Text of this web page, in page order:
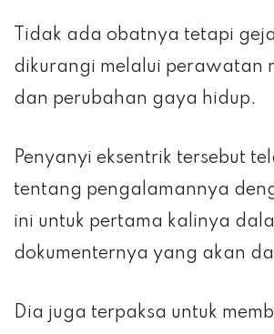
Tidak ada obatnya tetapi
dikurangi melalui perawatan
dan perubahan gaya hidup.
Penyanyi eksentrik tersebut
tentang pengalamannya
ini untuk pertama kalinya
dokumenternya yang akan
Dia juga terpaksa untuk